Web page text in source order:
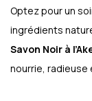
Optez pour un
ingrédients
Savon Noir à
nourrie, radieuse